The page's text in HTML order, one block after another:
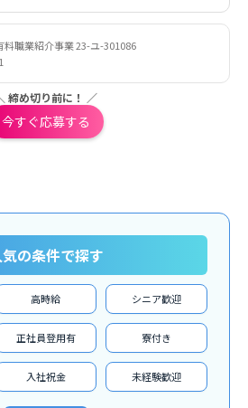
職業紹介事業 23-ユ-301086
締め切り前に！ ／
今すぐ応募する
の条件で探す
高時給 シニア歓迎
正社員登用有 寮付き
入社祝金 未経験歓迎